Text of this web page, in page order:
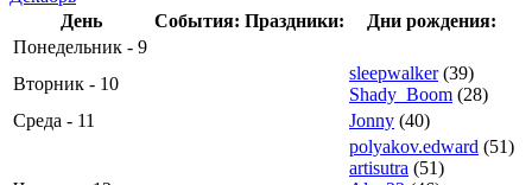
День
События: Праздники:
Дни рождения:
Понедельник - 9
Вторник - 10
sleepwalker(39)
Shady_Boom (28)
Среда - 11
Jonny (40)
polyakov.edward (51)
artisutra (51)